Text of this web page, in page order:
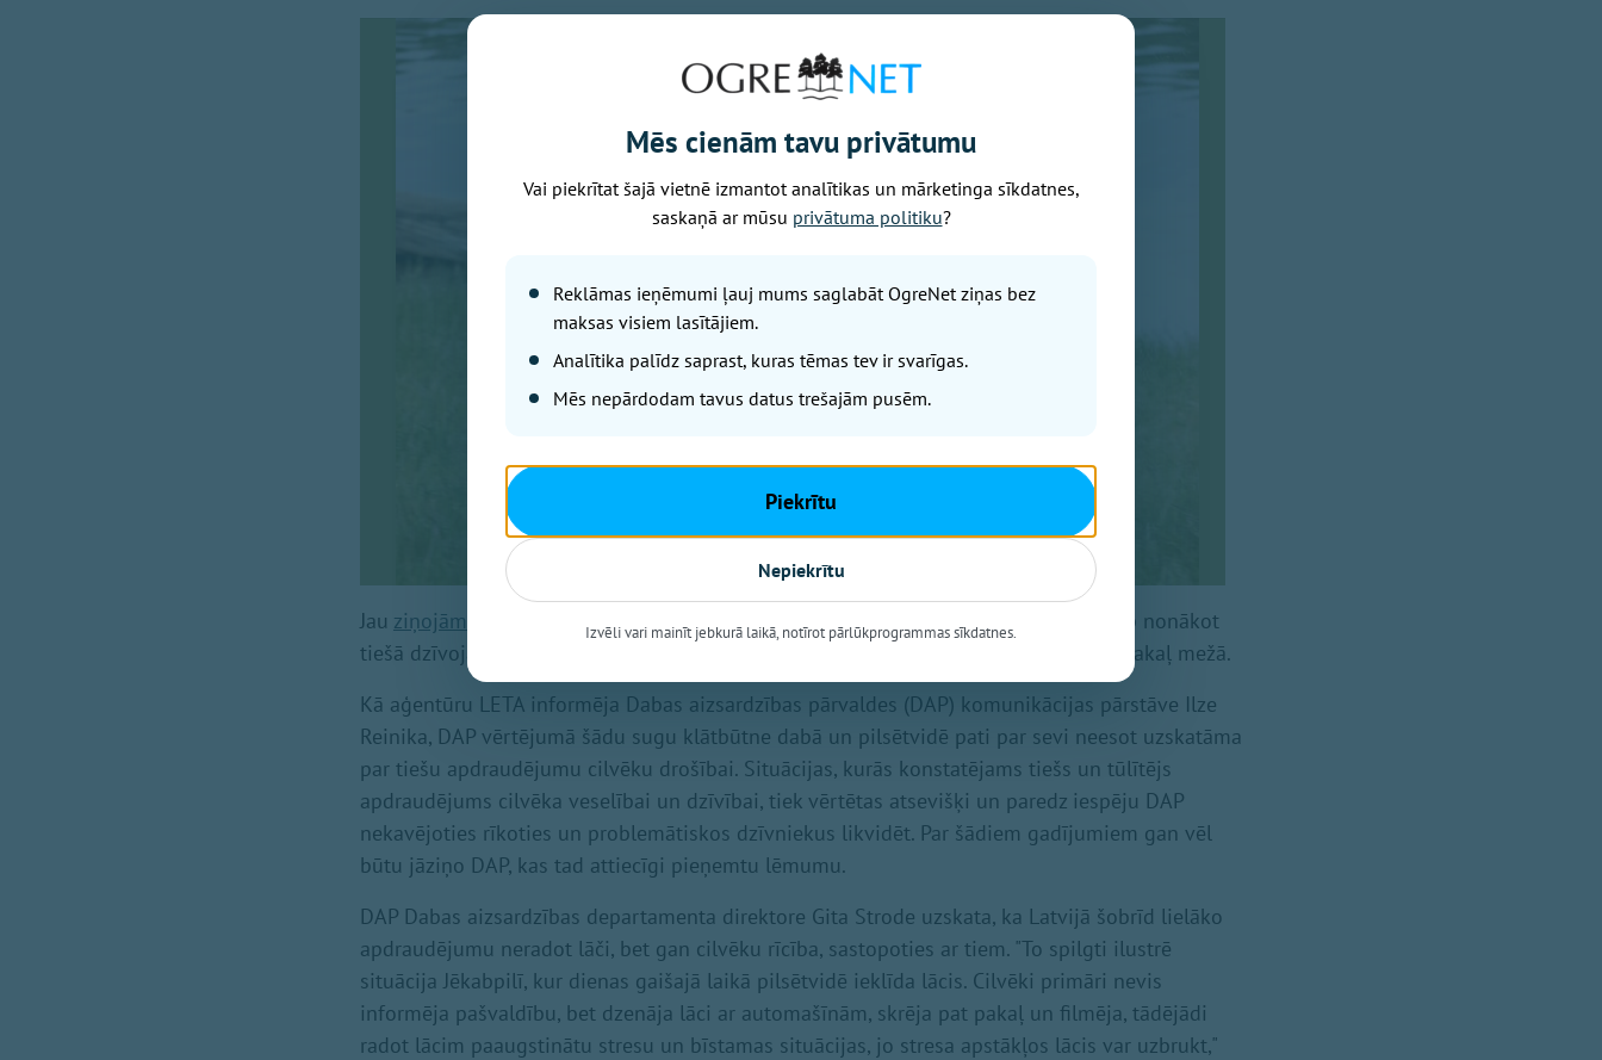
Jau ziņojām , ka svētdien Jēkabpilī ieklīda un labu laiku skraidīja apkārt lācis, tostarp nonākot
tiešā dzīvojamo māju tuvumā. Pēc tumsas iestāšanās dzīvnieku izdevās iedabūt atpakaļ mežā.
Kā aģentūru LETA informēja Dabas aizsardzības pārvaldes (DAP) komunikācijas pārstāve Ilze
Reinika, DAP vērtējumā šādu sugu klātbūtne dabā un pilsētvidē pati par sevi neesot uzskatāma
par tiešu apdraudējumu cilvēku drošībai. Situācijas, kurās konstatējams tiešs un tūlītējs
apdraudējums cilvēka veselībai un dzīvībai, tiek vērtētas atsevišķi un paredz iespēju DAP
nekavējoties rīkoties un problemātiskos dzīvniekus likvidēt. Par šādiem gadījumiem gan vēl
būtu jāziņo DAP, kas tad attiecīgi pieņemtu lēmumu.
DAP Dabas aizsardzības departamenta direktore Gita Strode uzskata, ka Latvijā šobrīd lielāko
apdraudējumu neradot lāči, bet gan cilvēku rīcība, sastopoties ar tiem. "To spilgti ilustrē
situācija Jēkabpilī, kur dienas gaišajā laikā pilsētvidē ieklīda lācis. Cilvēki primāri nevis
informēja pašvaldību, bet dzenāja lāci ar automašīnām, skrēja pat pakaļ un filmēja, tādējādi
radot lācim paaugstinātu stresu un bīstamas situācijas, jo stresa apstākļos lācis var uzbrukt,"
Mēs cienām tavu privātumu
Vai piekrītat šajā vietnē izmantot analītikas un mārketinga sīkdatnes,
saskaņā ar mūsu privātuma politiku?
Reklāmas ieņēmumi ļauj mums saglabāt OgreNet ziņas bez
maksas visiem lasītājiem.
Analītika palīdz saprast, kuras tēmas tev ir svarīgas.
Mēs nepārdodam tavus datus trešajām pusēm.
Piekrītu
Nepiekrītu
Izvēli vari mainīt jebkurā laikā, notīrot pārlūkprogrammas sīkdatnes.